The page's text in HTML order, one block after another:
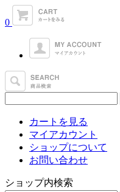
0
カートを見る
マイアカウント
ショップについて
お問い合わせ
ショップ内検索